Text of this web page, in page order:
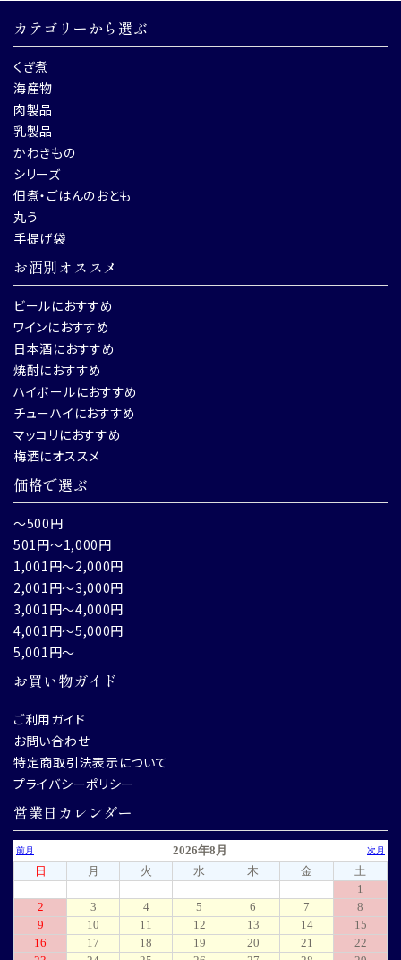
カテゴリーから選ぶ
くぎ煮
海産物
肉製品
乳製品
かわきもの
シリーズ
佃煮・ごはんのおとも
丸う
手提げ袋
お酒別オススメ
ビールにおすすめ
ワインにおすすめ
日本酒におすすめ
焼酎におすすめ
ハイボールにおすすめ
チューハイにおすすめ
マッコリにおすすめ
梅酒にオススメ
価格で選ぶ
～500円
501円～1,000円
1,001円～2,000円
2,001円～3,000円
3,001円～4,000円
4,001円～5,000円
5,001円～
お買い物ガイド
ご利用ガイド
お問い合わせ
特定商取引法表示について
プライバシーポリシー
営業日カレンダー